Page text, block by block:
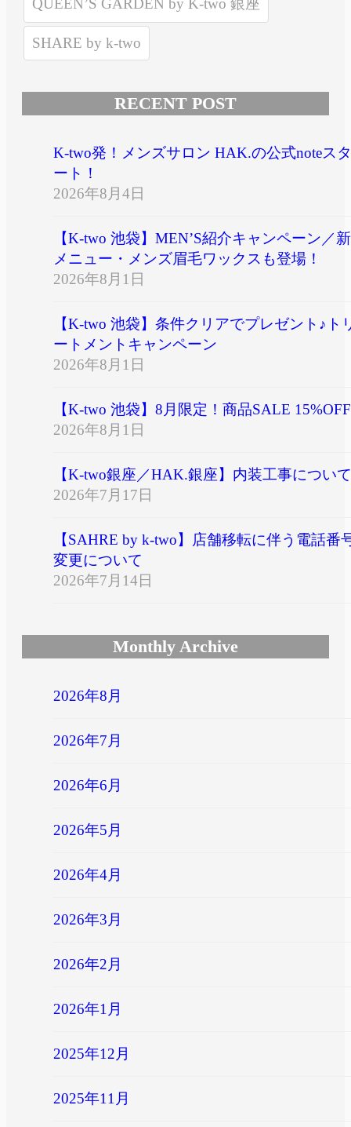
SHARE by k-two
RECENT POST
K-two発！メンズサロン HAK.の公式noteスタ
ート！
2026年8月4日
【K-two 池袋】MEN’S紹介キャンペーン／新
メニュー・メンズ眉毛ワックスも登場！
2026年8月1日
【K-two 池袋】条件クリアでプレゼント♪ト
ートメントキャンペーン
2026年8月1日
【K-two 池袋】8月限定！商品SALE 15%OFF
2026年8月1日
【K-two銀座／HAK.銀座】内装工事について
2026年7月17日
【SAHRE by k-two】店舗移転に伴う電話番
変更について
2026年7月14日
Monthly Archive
2026年8月
2026年7月
2026年6月
2026年5月
2026年4月
2026年3月
2026年2月
2026年1月
2025年12月
2025年11月